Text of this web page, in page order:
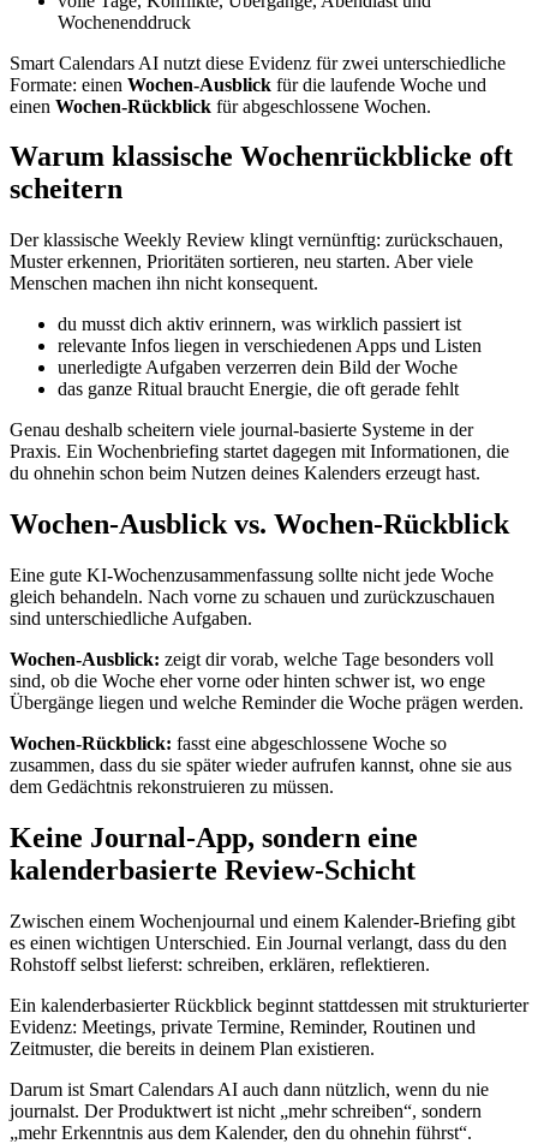
Wochenenddruck
Smart Calendars AI nutzt diese Evidenz für zwei unterschiedliche
Formate: einen Wochen-Ausblick für die laufende Woche und
einen Wochen-Rückblick für abgeschlossene Wochen.
Warum klassische Wochenrückblicke oft
scheitern
Der klassische Weekly Review klingt vernünftig: zurückschauen,
Muster erkennen, Prioritäten sortieren, neu starten. Aber viele
Menschen machen ihn nicht konsequent.
du musst dich aktiv erinnern, was wirklich passiert ist
relevante Infos liegen in verschiedenen Apps und Listen
unerledigte Aufgaben verzerren dein Bild der Woche
das ganze Ritual braucht Energie, die oft gerade fehlt
Genau deshalb scheitern viele journal-basierte Systeme in der
Praxis. Ein Wochenbriefing startet dagegen mit Informationen, die
du ohnehin schon beim Nutzen deines Kalenders erzeugt hast.
Wochen-Ausblick vs. Wochen-Rückblick
Eine gute KI-Wochenzusammenfassung sollte nicht jede Woche
gleich behandeln. Nach vorne zu schauen und zurückzuschauen
sind unterschiedliche Aufgaben.
Wochen-Ausblick: zeigt dir vorab, welche Tage besonders voll
sind, ob die Woche eher vorne oder hinten schwer ist, wo enge
Übergänge liegen und welche Reminder die Woche prägen werden.
Wochen-Rückblick: fasst eine abgeschlossene Woche so
zusammen, dass du sie später wieder aufrufen kannst, ohne sie aus
dem Gedächtnis rekonstruieren zu müssen.
Keine Journal-App, sondern eine
kalenderbasierte Review-Schicht
Zwischen einem Wochenjournal und einem Kalender-Briefing gibt
es einen wichtigen Unterschied. Ein Journal verlangt, dass du den
Rohstoff selbst lieferst: schreiben, erklären, reflektieren.
Ein kalenderbasierter Rückblick beginnt stattdessen mit strukturierter
Evidenz: Meetings, private Termine, Reminder, Routinen und
Zeitmuster, die bereits in deinem Plan existieren.
Darum ist Smart Calendars AI auch dann nützlich, wenn du nie
journalst. Der Produktwert ist nicht „mehr schreiben“, sondern
„mehr Erkenntnis aus dem Kalender, den du ohnehin führst“.